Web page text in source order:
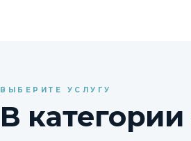
ВЫБЕРИТЕ УСЛУГУ
В категории